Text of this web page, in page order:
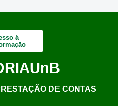
à
UnB
DE CONTAS